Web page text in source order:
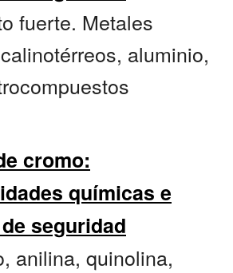
fuerte. Metales
aluminio,
cromo:
químicas e
seguridad
anilina, quinolina,